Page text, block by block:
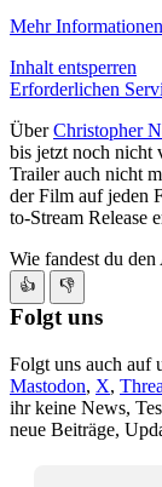
Mehr Informationen
Inhalt entsperren
Erforderlichen
ÜberChristopher
bis jetzt noch nicht
Trailer auch nicht
der Film auf jeden
to-Stream Release
Wie fandest du
👍 👎
Folgt uns
Folgt uns auch auf
Mastodon, X,
ihr keine News,
neue Beiträge,